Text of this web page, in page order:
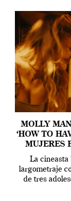
MOLLY
‘HOW TO
MUJERES
La
largometraje
de tres